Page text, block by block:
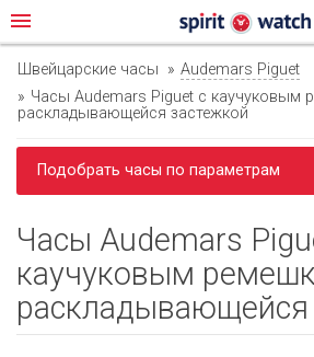
menu
Швейцарские часы
Audemars Piguet
Часы Audemars Piguet с каучуковым
раскладывающейся застежкой
Подобрать часы по параметрам
Часы Audemars
каучуковым
раскладывающейся